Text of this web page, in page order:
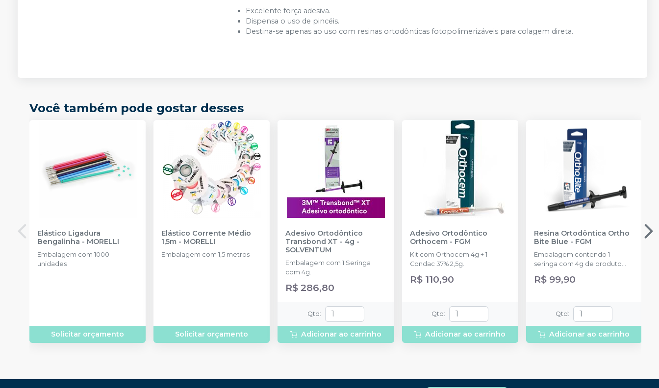
Excelente força adesiva.
Dispensa o uso de pincéis.
Destina-se apenas ao uso com resinas ortodônticas fotopolimerizáveis para colagem direta.
Você também pode gostar desses
Elástico Ligadura
Bengalinha - MORELLI
Embalagem com 1000
unidades
Solicitar orçamento
Elástico Corrente Médio
1,5m - MORELLI
Embalagem com 1,5 metros
Solicitar orçamento
Adesivo Ortodôntico
Transbond XT - 4g -
SOLVENTUM
Embalagem com 1 Seringa
com 4g.
R$ 286,80
Qtd :
Adicionar ao carrinho
Adesivo Ortodôntico
Orthocem- FGM
Kit com Orthocem 4g + 1
Condac 37% 2,5g.
R$ 110,90
Qtd :
Adicionar ao carrinho
Resina Ortodôntica Ortho
Bite Blue - FGM
Embalagem contendo 1
seringa com 4g de produto
R$ 99,90
Qtd :
Adicionar ao carrinho